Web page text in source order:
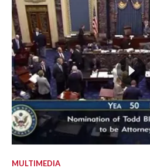
MULTIMEDIA